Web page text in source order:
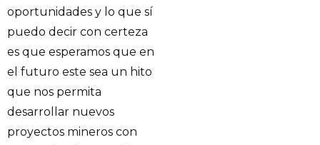
oportunidades y lo que sí
puedo decir con certeza
es que esperamos que en
el futuro este sea un hito
que nos permita
desarrollar nuevos
proyectos mineros con